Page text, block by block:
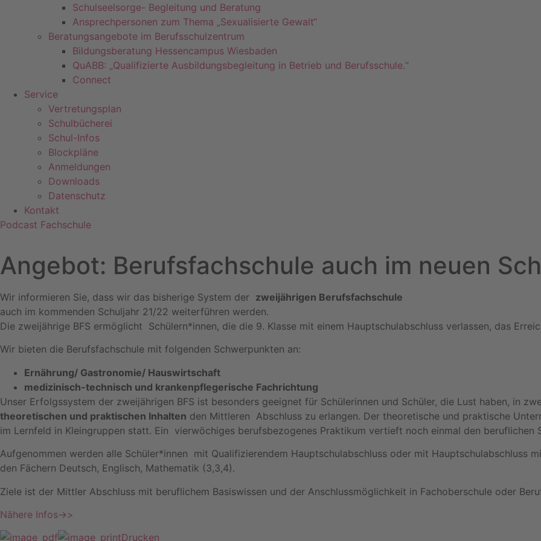
Schulseelsorge- Begleitung und Beratung
Ansprechpersonen zum Thema „Sexualisierte Gewalt“
Beratungsangebote im Berufsschulzentrum
Bildungsberatung Hessencampus Wiesbaden
QuABB: „Qualifizierte Ausbildungsbegleitung in Betrieb und Berufsschule.“
Connect
Service
Vertretungsplan
Schulbücherei
Schul-Infos
Blockpläne
Anmeldungen
Downloads
Datenschutz
Kontakt
Podcast Fachschule
Angebot: Berufsfachschule auch im neuen
Wir informieren Sie, dass wir das bisherige System der zweijährigen Berufsfachschule
auch im kommenden Schuljahr 21/22 weiterführen werden.
Die zweijährige BFS ermöglicht Schülern*innen, die die 9. Klasse mit einem Hauptschulabschluss verlassen, das
Wir bieten die Berufsfachschule mit folgenden Schwerpunkten an:
Ernährung/ Gastronomie/ Hauswirtschaft
medizinisch-technisch und krankenpflegerische Fachrichtung
Unser Erfolgssystem der zweijährigen BFS ist besonders geeignet für Schülerinnen und Schüler, die Lust haben, in
theoretischen und praktischen Inhalten den Mittleren Abschluss zu erlangen. Der theoretische und praktische
im Lernfeld in Kleingruppen statt. Ein vierwöchiges berufsbezogenes Praktikum vertieft noch einmal den beruflichen
Aufgenommen werden alle Schüler*innen mit Qualifizierendem Hauptschulabschluss oder mit Hauptschulabschluss
den Fächern Deutsch, Englisch, Mathematik (3,3,4).
Ziele ist der Mittler Abschluss mit beruflichem Basiswissen und der Anschlussmöglichkeit in Fachoberschule oder
Nähere Infos->>
Drucken